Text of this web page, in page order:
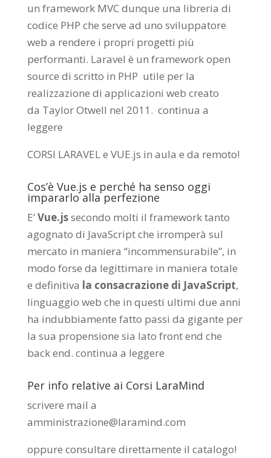
un framework MVC dunque una libreria di
codice PHP che serve ad uno sviluppatore
web a rendere i propri progetti più
performanti. Laravel è un framework open
source di scritto in PHP utile per la
realizzazione di applicazioni web creato
da Taylor Otwell nel 2011. continua a
leggere
CORSI LARAVEL e VUE.js in aula e da remoto!
Cos’è Vue.js e perché ha senso oggi
impararlo alla perfezione
E’Vue.jssecondo molti il framework tanto
agognato di JavaScript che irromperà sul
mercato in maniera “incommensurabile”, in
modo forse da legittimare in maniera totale
e definitiva la consacrazione di JavaScript,
linguaggio web che in questi ultimi due anni
ha indubbiamente fatto passi da gigante per
la sua propensione sia lato front end che
back end. continua a leggere
Per info relative ai Corsi LaraMind
scrivere mail a
amministrazione@laramind.com
oppure consultare direttamente il catalogo!